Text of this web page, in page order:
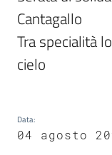
e
dati
Argomenti
Cantagallo
Tra specialità
cielo
Data:
04 agosto